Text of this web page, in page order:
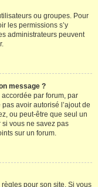
ou groupes. Pour
les permissions s’y
administrateurs peuvent
message ?
par forum, par
avoir autorisé l’ajout de
ou peut-être que seul un
vous ne savez pas
sur un forum.
pour son site. Si vous